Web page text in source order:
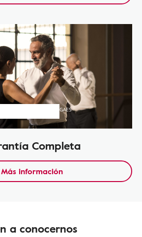
GAES
Completa
Más información
a conocernos